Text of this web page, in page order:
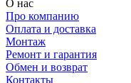
О нас
Про компанию
Оплата и доставка
Монтаж
Ремонт и гарантия
Обмен и возврат
Контакты